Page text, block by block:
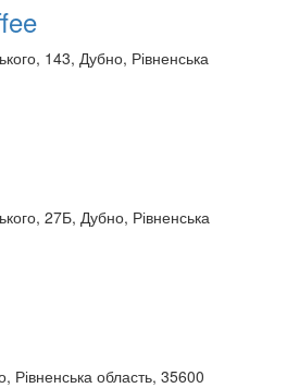
143, Дубно, Рівненська
27Б, Дубно, Рівненська
Рівненська область, 35600